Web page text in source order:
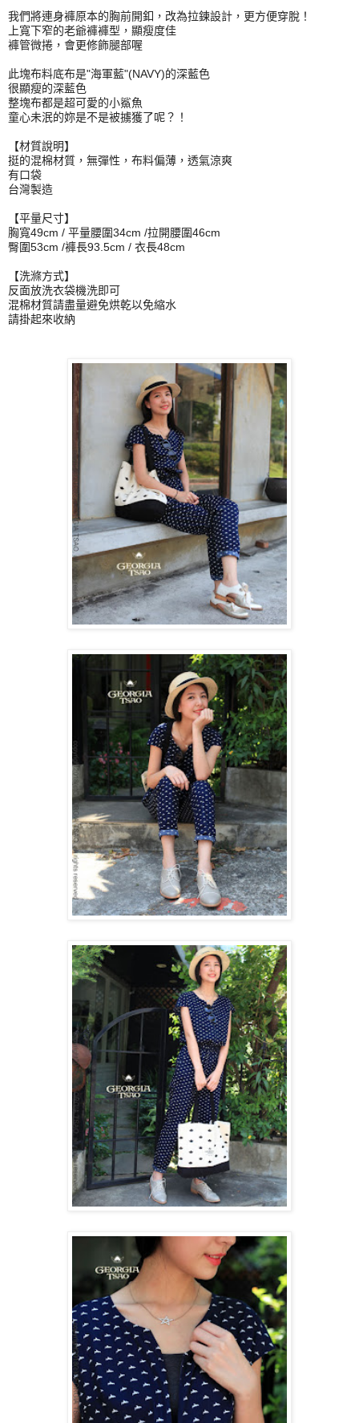
我們將連身褲原本的胸前開釦，改為拉鍊設計，更方便穿脫！
上寬下窄的老爺褲褲型，顯瘦度佳
褲管微捲，會更修飾腿部喔
此塊布料底布是"海軍藍"(NAVY)的深藍色
很顯瘦的深藍色
整塊布都是超可愛的小鯊魚
童心未泯的妳是不是被擄獲了呢？！
【材質說明】
挺的混棉材質，無彈性，布料偏薄，透氣涼爽
有口袋
台灣製造
【平量尺寸】
胸寬49cm / 平量腰圍34cm /拉開腰圍46cm
臀圍53cm /褲長93.5cm / 衣長48cm
【洗滌方式】
反面放洗衣袋機洗即可
混棉材質請盡量避免烘乾以免縮水
請掛起來收納